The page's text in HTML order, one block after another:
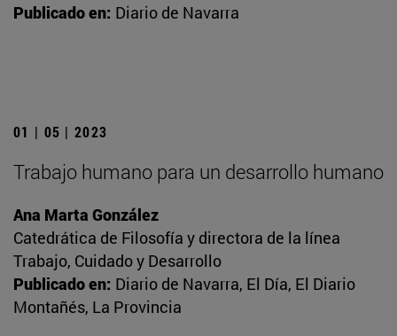
Publicado en: Diario de Navarra
01 | 05 | 2023
Trabajo humano para un desarrollo humano
Ana Marta González
Catedrática de Filosofía y directora de la línea
Trabajo, Cuidado y Desarrollo
Publicado en: Diario de Navarra, El Día, El Diario
Montañés, La Provincia